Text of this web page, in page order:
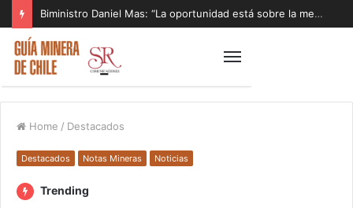
Biministro Daniel Mas: “La oportunidad está sobre la mesa y tenemos que aprovecharla”
Home / Destacados
Destacados Notas Mineras Noticias
Trending